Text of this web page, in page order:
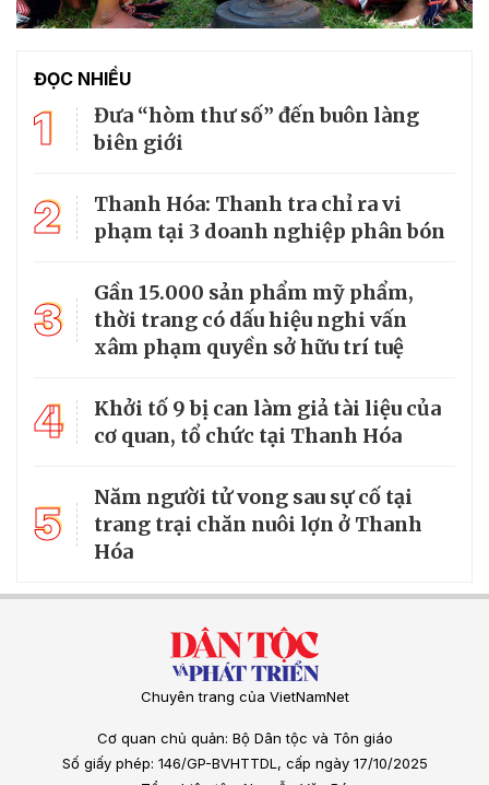
ĐỌC NHIỀU
1
Đưa “hòm thư số” đến buôn làng
biên giới
2
Thanh Hóa: Thanh tra chỉ ra vi
phạm tại 3 doanh nghiệp phân bón
3
Gần 15.000 sản phẩm mỹ phẩm,
thời trang có dấu hiệu nghi vấn
xâm phạm quyền sở hữu trí tuệ
4
Khởi tố 9 bị can làm giả tài liệu của
cơ quan, tổ chức tại Thanh Hóa
5
Năm người tử vong sau sự cố tại
trang trại chăn nuôi lợn ở Thanh
Hóa
Chuyên trang của VietNamNet
Cơ quan chủ quản: Bộ Dân tộc và Tôn giáo
Số giấy phép: 146/GP-BVHTTDL, cấp ngày 17/10/2025